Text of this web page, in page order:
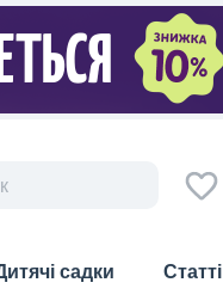
садки Статті